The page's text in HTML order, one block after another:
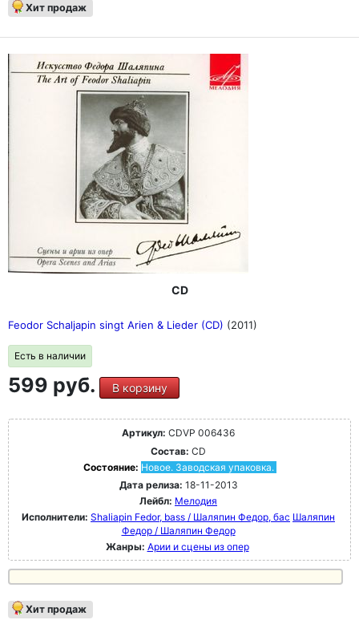
Хит продаж
CD
Feodor Schaljapin singt Arien & Lieder (CD) (2011)
Есть в наличии
599 руб. В корзину
Артикул: CDVP 006436
Состав: CD
Состояние: Новое. Заводская упаковка.
Дата релиза: 18-11-2013
Лейбл: Мелодия
Исполнители: Shaliapin Fedor, bass / Шаляпин Федор, бас Шаляпин
Федор / Шаляпин Федор
Жанры: Арии и сцены из опер
Хит продаж